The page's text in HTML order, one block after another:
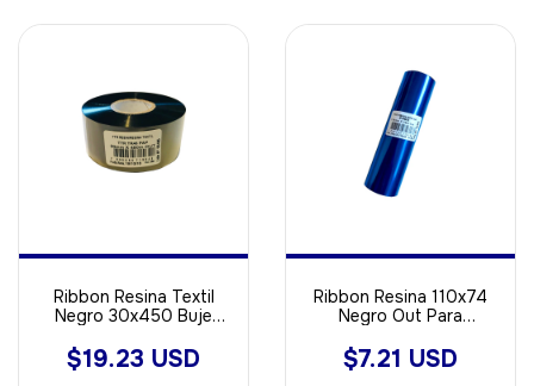
Ribbon Resina Textil
Negro 30x450 Buje
$19.23 USD
Ribbon Resina 110x74
Negro Out Para
Sintetica
$7.21 USD